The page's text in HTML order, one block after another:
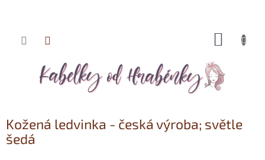
Přejít
Kožená ledvinka - česká výroba; světle
šedá